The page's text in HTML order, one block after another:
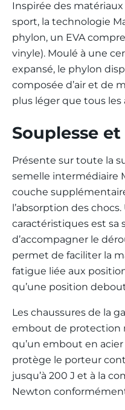
Inspirée des
sport, la technologie
phylon, un EVA
vinyle). Moulé à une
expansé, le phylon
composée d’air et de
plus léger que tous
Souplesse
Présente sur toute la
semelle intermédiaire
couche
l’absorption des
caractéristiques est sa
d’accompagner le
permet de faciliter la
fatigue liée aux
qu’une position
Les chaussures de la
embout de protection
qu’un embout en
protège le porteur
jusqu’à 200 J et à la
Newton